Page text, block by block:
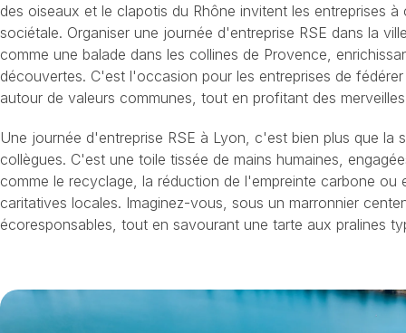
des oiseaux et le clapotis du Rhône invitent les entreprises à
sociétale. Organiser une journée d'entreprise RSE dans la
comme une balade dans les collines de Provence,
découvertes. C'est l'occasion pour les entreprises de
autour de valeurs communes, tout en profitant des
Une journée d'entreprise RSE à Lyon, c'est bien plus que la
collègues. C'est une toile tissée de mains humaines,
comme le recyclage, la réduction de l'empreinte carbone ou
caritatives locales. Imaginez-vous, sous un marronnier
écoresponsables, tout en savourant une tarte aux pralines